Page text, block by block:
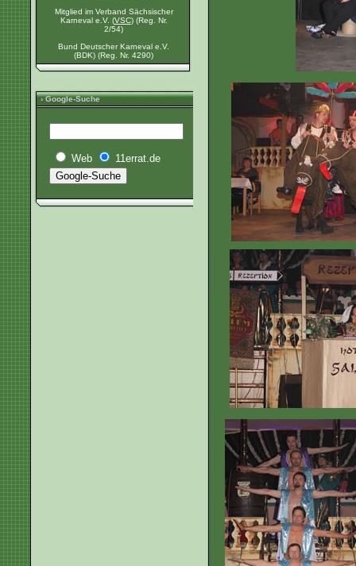
Mitglied im Verband Sächsischer
Karneval e.V. (VSC) (Reg. Nr.
2/54)
Bund Deutscher Karneval e.V.
(BDK) (Reg. Nr. 4290)
› Google-Suche
Web 11errat.de